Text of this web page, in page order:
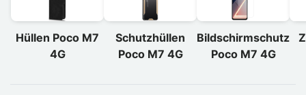
Hüllen Poco M7
4G
Schutzhüllen
Poco M7 4G
Bildschirmschutz
Poco M7 4G